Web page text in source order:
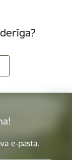
e-pastā.